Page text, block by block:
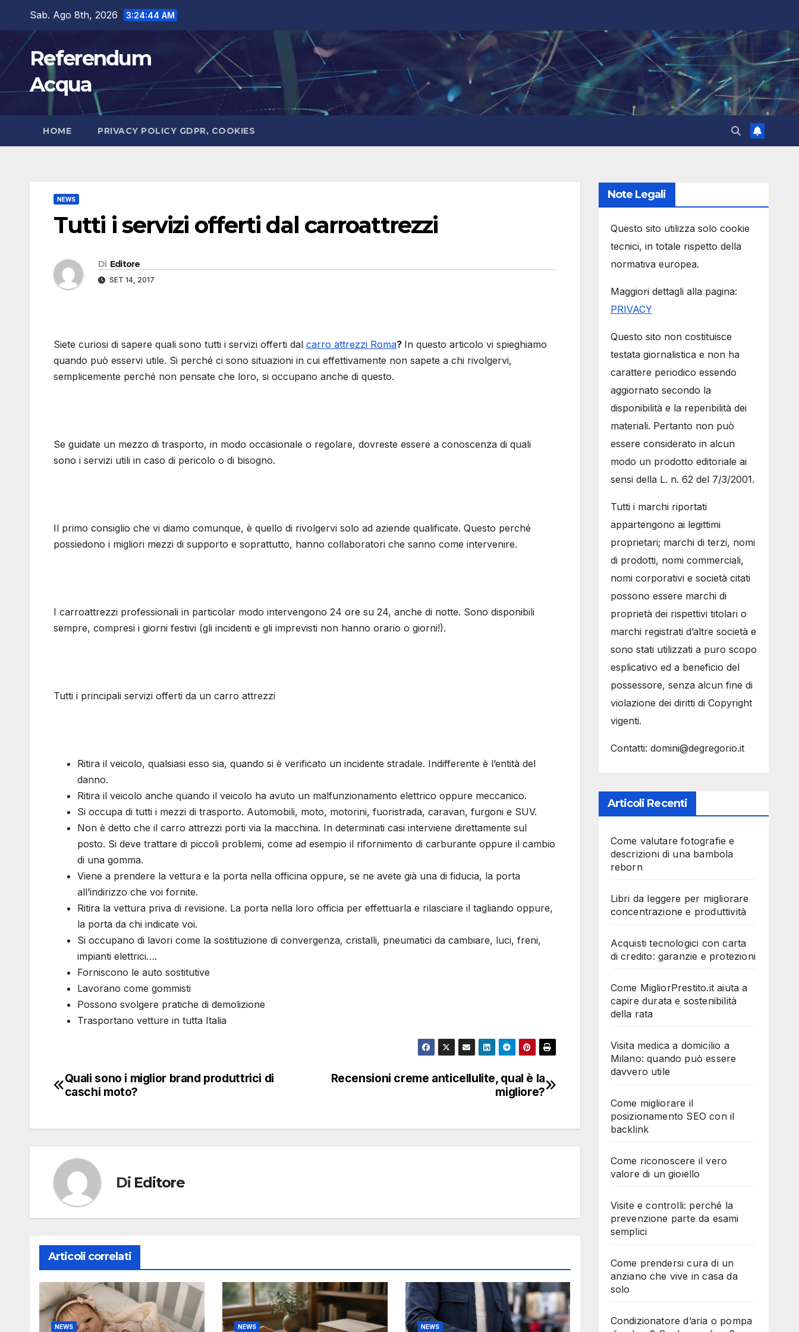
contenuto
Sab. Ago 8th, 2026 3:24:45 AM
Referendum
Acqua
HOME PRIVACY POLICY GDPR, COOKIES
NEWS
Tutti i servizi offerti dal carroattrezzi
Di Editore
SET 14, 2017
Siete curiosi di sapere quali sono tutti i servizi offerti dal carro attrezzi Roma? In questo articolo vi spieghiamo
quando può esservi utile. Si perché ci sono situazioni in cui effettivamente non sapete a chi rivolgervi,
semplicemente perché non pensate che loro, si occupano anche di questo.
Se guidate un mezzo di trasporto, in modo occasionale o regolare, dovreste essere a conoscenza di quali
sono i servizi utili in caso di pericolo o di bisogno.
Il primo consiglio che vi diamo comunque, è quello di rivolgervi solo ad aziende qualificate. Questo perché
possiedono i migliori mezzi di supporto e soprattutto, hanno collaboratori che sanno come intervenire.
I carroattrezzi professionali in particolar modo intervengono 24 ore su 24, anche di notte. Sono disponibili
sempre, compresi i giorni festivi (gli incidenti e gli imprevisti non hanno orario o giorni!).
Tutti i principali servizi offerti da un carro attrezzi
Ritira il veicolo, qualsiasi esso sia, quando si è verificato un incidente stradale. Indifferente è l’entità del
danno.
Ritira il veicolo anche quando il veicolo ha avuto un malfunzionamento elettrico oppure meccanico.
Si occupa di tutti i mezzi di trasporto. Automobili, moto, motorini, fuoristrada, caravan, furgoni e SUV.
Non è detto che il carro attrezzi porti via la macchina. In determinati casi interviene direttamente sul
posto. Si deve trattare di piccoli problemi, come ad esempio il rifornimento di carburante oppure il cambio
di una gomma.
Viene a prendere la vettura e la porta nella officina oppure, se ne avete già una di fiducia, la porta
all’indirizzo che voi fornite.
Ritira la vettura priva di revisione. La porta nella loro officia per effettuarla e rilasciare il tagliando oppure,
la porta da chi indicate voi.
Si occupano di lavori come la sostituzione di convergenza, cristalli, pneumatici da cambiare, luci, freni,
impianti elettrici….
Forniscono le auto sostitutive
Lavorano come gommisti
Possono svolgere pratiche di demolizione
Trasportano vetture in tutta Italia
Navigazione
Recensioni creme anticellulite, qual è la
migliore?
Quali sono i miglior brand produttrici di
caschi moto?
Di Editore
Articoli correlati
NEWS NEWS NEWS
Note Legali
Questo sito utilizza solo cookie
tecnici, in totale rispetto della
normativa europea.
Maggiori dettagli alla pagina:
PRIVACY
Questo sito non costituisce
testata giornalistica e non ha
carattere periodico essendo
aggiornato secondo la
disponibilità e la reperibilità dei
materiali. Pertanto non può
essere considerato in alcun
modo un prodotto editoriale ai
sensi della L. n. 62 del 7/3/2001.
Tutti i marchi riportati
appartengono ai legittimi
proprietari; marchi di terzi, nomi
di prodotti, nomi commerciali,
nomi corporativi e società citati
possono essere marchi di
proprietà dei rispettivi titolari o
marchi registrati d’altre società e
sono stati utilizzati a puro scopo
esplicativo ed a beneficio del
possessore, senza alcun fine di
violazione dei diritti di Copyright
vigenti.
Contatti: domini@degregorio.it
Articoli Recenti
Come valutare fotografie e
descrizioni di una bambola
reborn
Libri da leggere per migliorare
concentrazione e produttività
Acquisti tecnologici con carta
di credito: garanzie e protezioni
Come MigliorPrestito.it aiuta a
capire durata e sostenibilità
della rata
Visita medica a domicilio a
Milano: quando può essere
davvero utile
Come migliorare il
posizionamento SEO con il
backlink
Come riconoscere il vero
valore di un gioiello
Visite e controlli: perché la
prevenzione parte da esami
semplici
Come prendersi cura di un
anziano che vive in casa da
solo
Condizionatore d’aria o pompa